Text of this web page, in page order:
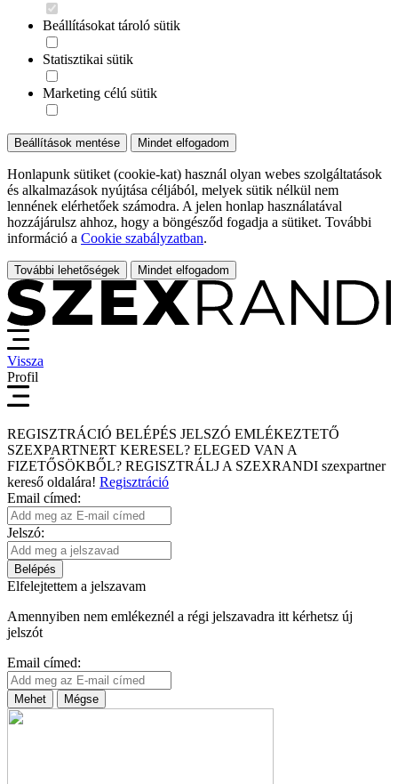
Beállításokat tároló sütik
Statisztikai sütik
Marketing célú sütik
Beállítások mentése Mindet elfogadom
Honlapunk sütiket (cookie-kat) használ olyan webes szolgáltatások
és alkalmazások nyújtása céljából, melyek sütik nélkül nem
lennének elérhetőek számodra. A jelen honlap használatával
hozzájárulsz ahhoz, hogy a böngésződ fogadja a sütiket. További
információ a Cookie szabályzatban.
További lehetőségek Mindet elfogadom
Vissza
Profil
REGISZTRÁCIÓ BELÉPÉS JELSZÓ EMLÉKEZTETŐ
SZEXPARTNERT KERESEL? ELEGED VAN A
FIZETŐSÖKBŐL? REGISZTRÁLJ A SZEXRANDI szexpartner
kereső oldalára! Regisztráció
Email címed:
Jelszó:
Belépés
Elfelejtettem a jelszavam
Amennyiben nem emlékeznél a régi jelszavadra itt kérhetsz új
jelszót
Email címed:
Mehet Mégse